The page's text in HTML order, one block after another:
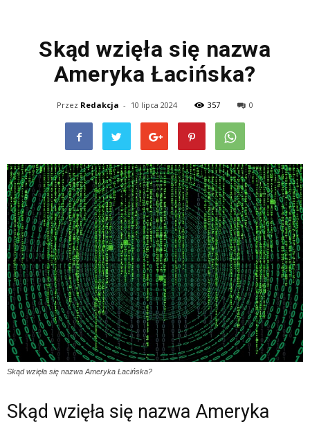
Skąd wzięła się nazwa
Ameryka Łacińska?
Przez Redakcja - 10 lipca 2024 357 0
Skąd wzięła się nazwa Ameryka Łacińska?
Skąd wzięła się nazwa Ameryka